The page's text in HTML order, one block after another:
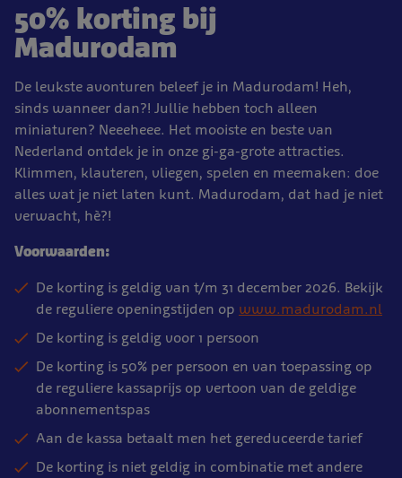
50% korting bij
Madurodam
De leukste avonturen beleef je in Madurodam! Heh,
sinds wanneer dan?! Jullie hebben toch alleen
miniaturen? Neeeheee. Het mooiste en beste van
Nederland ontdek je in onze gi-ga-grote attracties.
Klimmen, klauteren, vliegen, spelen en meemaken: doe
alles wat je niet laten kunt. Madurodam, dat had je niet
verwacht, hè?!
Voorwaarden:
De korting is geldig van t/m 31 december 2026. Bekijk
de reguliere openingstijden op www.madurodam.nl
De korting is geldig voor 1 persoon
De korting is 50% per persoon en van toepassing op
de reguliere kassaprijs op vertoon van de geldige
abonnementspas
Aan de kassa betaalt men het gereduceerde tarief
De korting is niet geldig in combinatie met andere